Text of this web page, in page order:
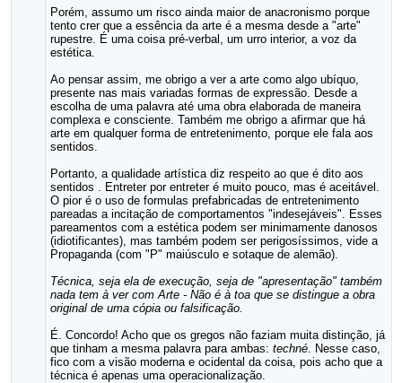
Porém, assumo um risco ainda maior de anacronismo porque
tento crer que a essência da arte é a mesma desde a "arte"
rupestre. É uma coisa pré-verbal, um urro interior, a voz da
estética.
Ao pensar assim, me obrigo a ver a arte como algo ubíquo,
presente nas mais variadas formas de expressão. Desde a
escolha de uma palavra até uma obra elaborada de maneira
complexa e consciente. Também me obrigo a afirmar que há
arte em qualquer forma de entretenimento, porque ele fala aos
sentidos.
Portanto, a qualidade artística diz respeito ao que é dito aos
sentidos . Entreter por entreter é muito pouco, mas é aceitável.
O pior é o uso de formulas prefabricadas de entretenimento
pareadas a incitação de comportamentos "indesejáveis". Esses
pareamentos com a estética podem ser minimamente danosos
(idiotificantes), mas também podem ser perigosíssimos, vide a
Propaganda (com "P" maiúsculo e sotaque de alemão).
Técnica, seja ela de execução, seja de "apresentação" também
nada tem à ver com Arte - Não é à toa que se distingue a obra
original de uma cópia ou falsificação.
É. Concordo! Acho que os gregos não faziam muita distinção, já
que tinham a mesma palavra para ambas: techné. Nesse caso,
fico com a visão moderna e ocidental da coisa, pois acho que a
técnica é apenas uma operacionalização.